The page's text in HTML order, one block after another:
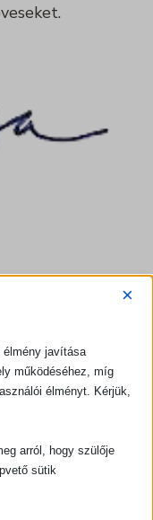
×
élmény javítása
működéséhez, míg
élményt. Kérjük,
arról, hogy szülője
sütik